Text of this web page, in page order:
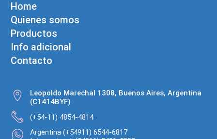
Home
Quienes somos
Productos
Info adicional
Contacto
Leopoldo Marechal 1308, Buenos Aires, Argentina
(C1414BYF)
(+54-11) 4854-4814
Argentina (+54911) 6544-6817